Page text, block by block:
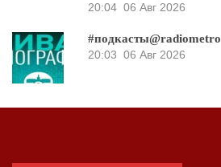
20:04 06 Авг 2026
#подкасты@radiometro
20:03 06 Авг 2026